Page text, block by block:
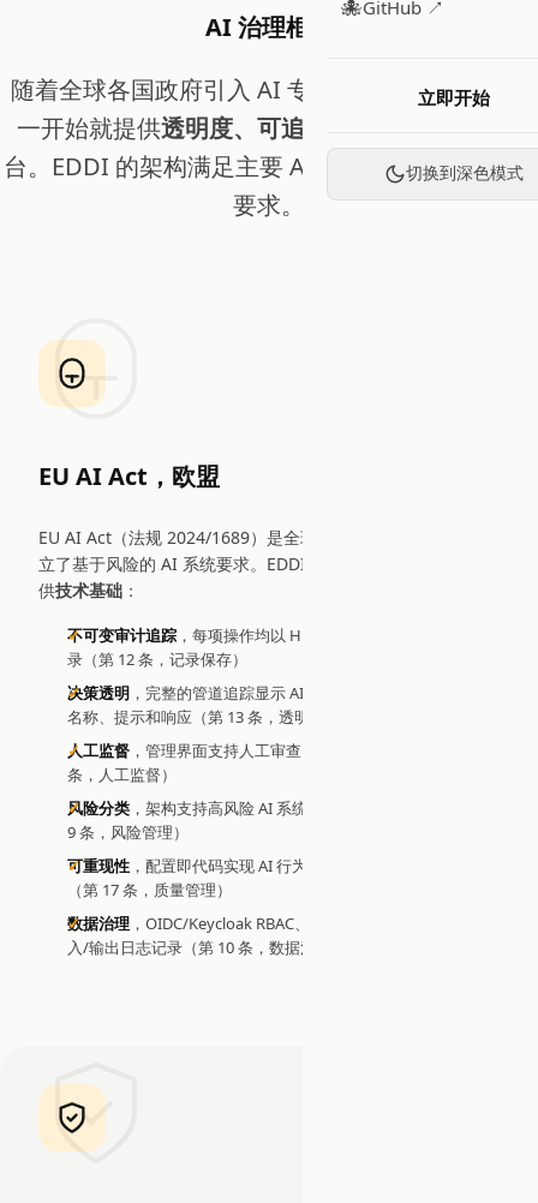
🐙GitHub ↗
立即开始
切换到深色模式
AI 治理框架
随着全球各国政府引入 AI 专项立法，组织需要从
一开始就提供透明度、可追溯性和人工监督
台。EDDI 的架构满足主要 AI 治理框架的核心技术
要求。
EU AI Act，欧盟
EU AI Act（法规 2024/1689）是全球首部综合性 AI 法律，建
立了基于风险的 AI 系统要求。EDDI 为高风险 AI 系统合规提
供技术基础 ：
不可变审计追踪 ，每项操作均以 HMAC-SHA256 加密完整性记
录（第 12 条，记录保存）
决策透明 ，完整的管道追踪显示 AI 决策的制定过程，包括模型
名称、提示和响应（第 13 条，透明度）
人工监督 ，管理界面支持人工审查、干预和紧急停止（第 14
条，人工监督）
风险分类 ，架构支持高风险 AI 系统要求，具有可配置控制（第
9 条，风险管理）
可重现性 ，配置即代码实现 AI 行为的精确重现，用于监管审计
（第 17 条，质量管理）
数据治理 ，OIDC/Keycloak RBAC、基于保险库的密钥管理、输
入/输出日志记录（第 10 条，数据治理）